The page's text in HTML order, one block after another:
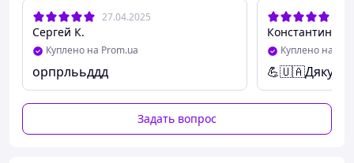
27.04.2025
Сергей К.
Куплено на Prom.ua
орпрлььддд
Константин В.
Куплено на
💪🇺🇦Дякую!
Задать вопрос